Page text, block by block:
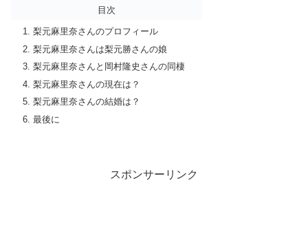
目次
梨元麻里奈さんのプロフィール
梨元麻里奈さんは梨元勝さんの娘
梨元麻里奈さんと岡村隆史さんの同棲
梨元麻里奈さんの現在は？
梨元麻里奈さんの結婚は？
最後に
スポンサーリンク